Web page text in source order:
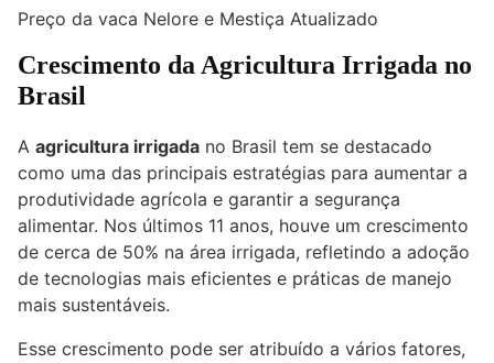
Preço da vaca Nelore e Mestiça Atualizado
Crescimento da Agricultura Irrigada no
Brasil
A agricultura irrigada no Brasil tem se destacado
como uma das principais estratégias para aumentar a
produtividade agrícola e garantir a segurança
alimentar. Nos últimos 11 anos, houve um crescimento
de cerca de 50% na área irrigada, refletindo a adoção
de tecnologias mais eficientes e práticas de manejo
mais sustentáveis.
Esse crescimento pode ser atribuído a vários fatores,